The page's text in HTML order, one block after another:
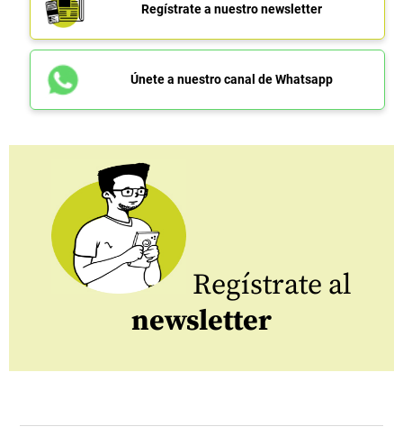
Regístrate a nuestro newsletter
Únete a nuestro canal de Whatsapp
Regístrate al
newsletter